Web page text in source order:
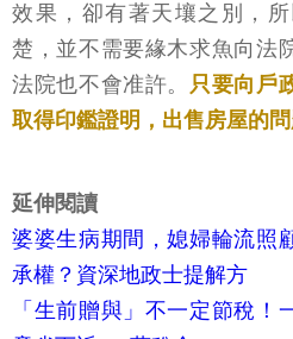
效果，卻有著天壤之別，
楚，並不需要緣木求魚向法
法院也不會准許。 只要向戶
取得印鑑證明，出售房屋的問
延伸閱讀
婆婆生病期間，媳婦輪流照
承權？資深地政士提解方
「生前贈與」不一定節稅！